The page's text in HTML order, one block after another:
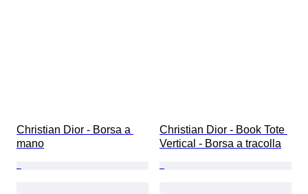
Christian Dior - Borsa a
mano
Christian Dior - Book Tote
Vertical - Borsa a tracolla